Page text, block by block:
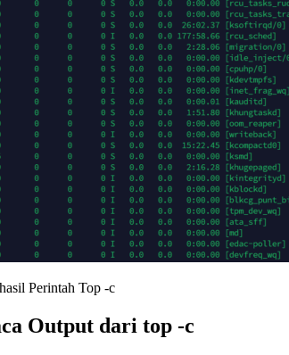
Perintah Top -c
Output dari top -c